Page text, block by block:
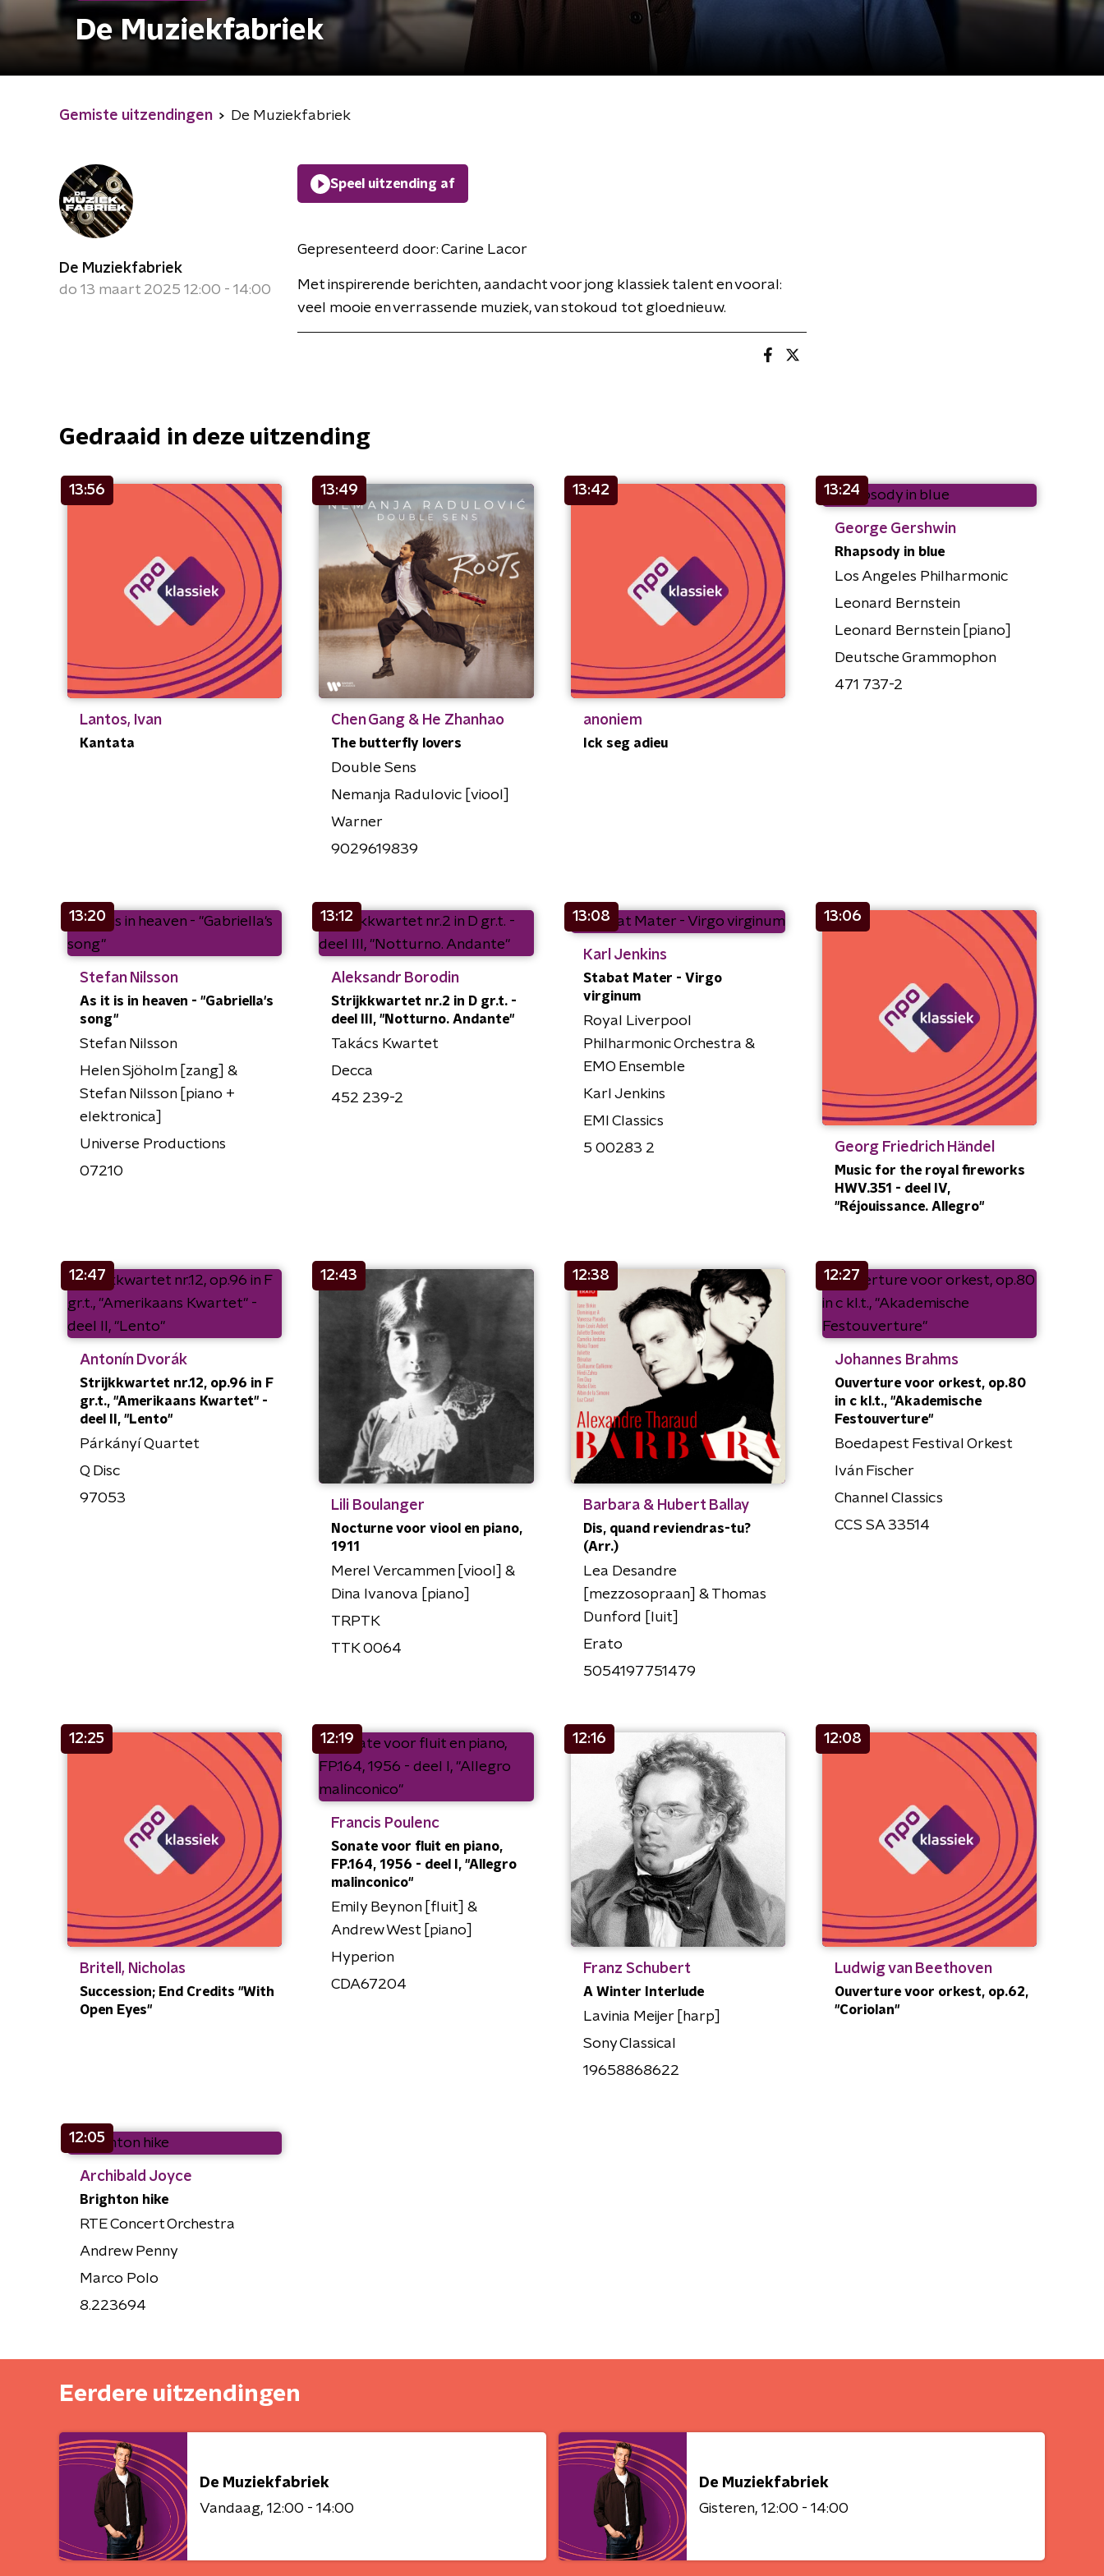
De Muziekfabriek
Gemiste uitzendingen De Muziekfabriek
De Muziekfabriek
do 13 maart 2025 12:00 - 14:00
Speel uitzending af
Gepresenteerd door: Carine Lacor
Met inspirerende berichten, aandacht voor jong klassiek talent en vooral:
veel mooie en verrassende muziek, van stokoud tot gloednieuw.
Gedraaid in deze uitzending
13:56
Lantos, Ivan
Kantata
13:49
Chen Gang & He Zhanhao
The butterfly lovers
Double Sens
Nemanja Radulovic [viool]
Warner
9029619839
13:42
anoniem
Ick seg adieu
13:24
George Gershwin
Rhapsody in blue
Los Angeles Philharmonic
Leonard Bernstein
Leonard Bernstein [piano]
Deutsche Grammophon
471 737-2
13:20
Stefan Nilsson
As it is in heaven - "Gabriella's
song"
Stefan Nilsson
Helen Sjöholm [zang] &
Stefan Nilsson [piano +
elektronica]
Universe Productions
07210
13:12
Aleksandr Borodin
Strijkkwartet nr.2 in D gr.t. -
deel III, "Notturno. Andante"
Takács Kwartet
Decca
452 239-2
13:08
Karl Jenkins
Stabat Mater - Virgo
virginum
Royal Liverpool
Philharmonic Orchestra &
EMO Ensemble
Karl Jenkins
EMI Classics
5 00283 2
13:06
Georg Friedrich Händel
Music for the royal fireworks
HWV.351 - deel IV,
"Réjouissance. Allegro"
12:47
Antonín Dvorák
Strijkkwartet nr.12, op.96 in F
gr.t., "Amerikaans Kwartet" -
deel II, "Lento"
Párkányí Quartet
Q Disc
97053
12:43
Lili Boulanger
Nocturne voor viool en piano,
1911
Merel Vercammen [viool] &
Dina Ivanova [piano]
TRPTK
TTK 0064
12:38
Barbara & Hubert Ballay
Dis, quand reviendras-tu?
(Arr.)
Lea Desandre
[mezzosopraan] & Thomas
Dunford [luit]
Erato
5054197751479
12:27
Johannes Brahms
Ouverture voor orkest, op.80
in c kl.t., "Akademische
Festouverture"
Boedapest Festival Orkest
Iván Fischer
Channel Classics
CCS SA 33514
12:25
Britell, Nicholas
Succession; End Credits "With
Open Eyes"
12:19
Francis Poulenc
Sonate voor fluit en piano,
FP.164, 1956 - deel I, "Allegro
malinconico"
Emily Beynon [fluit] &
Andrew West [piano]
Hyperion
CDA67204
12:16
Franz Schubert
A Winter Interlude
Lavinia Meijer [harp]
Sony Classical
19658868622
12:08
Ludwig van Beethoven
Ouverture voor orkest, op.62,
"Coriolan"
12:05
Archibald Joyce
Brighton hike
RTE Concert Orchestra
Andrew Penny
Marco Polo
8.223694
Eerdere uitzendingen
De Muziekfabriek
Vandaag 12:00 - 14:00
De Muziekfabriek
Gisteren 12:00 - 14:00